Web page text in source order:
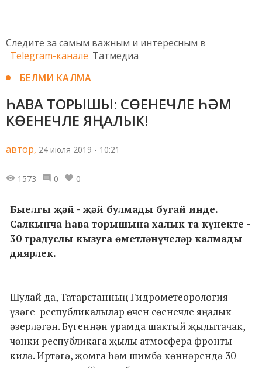
Следите за самым важным и интересным в
Telegram-канале Татмедиа
БЕЛМИ КАЛМА
ҺАВА ТОРЫШЫ: СӨЕНЕЧЛЕ ҺӘМ
КӨЕНЕЧЛЕ ЯҢАЛЫК!
автор, 24 июля 2019 - 10:21
1573 0 0
Быелгы җәй - җәй булмады бугай инде.
Салкынча һава торышына халык та күнекте -
30 градуслы кызуга өметләнүчеләр калмады
диярлек.
Шулай да, Татарстанның Гидрометеорология
үзәге республикалылар өчен сөенечле яңалык
әзерләгән. Бүгеннән урамда шактый җылытачак,
чөнки республикага җылы атмосфера фронты
килә. Иртәгә, җомга һәм шимбә көннәрендә 30